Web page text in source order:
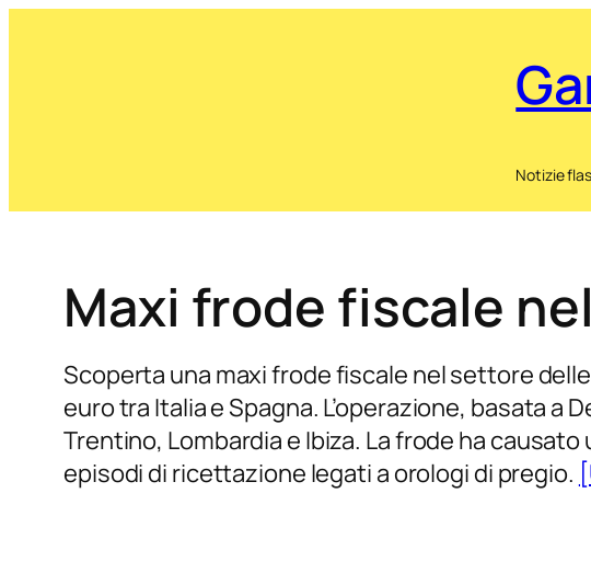
Notizie
Maxi frode fiscale
Scoperta una maxi frode fiscale nel settore
euro tra Italia e Spagna. L’operazione, basata
Trentino, Lombardia e Ibiza. La frode ha
episodi di ricettazione legati a orologi di pregio.